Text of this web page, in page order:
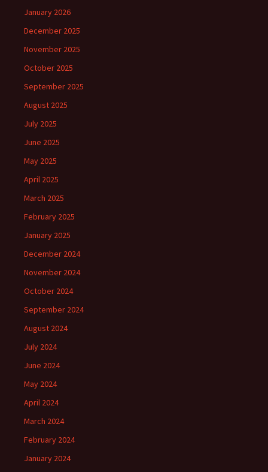
January 2026
December 2025
November 2025
October 2025
September 2025
August 2025
July 2025
June 2025
May 2025
April 2025
March 2025
February 2025
January 2025
December 2024
November 2024
October 2024
September 2024
August 2024
July 2024
June 2024
May 2024
April 2024
March 2024
February 2024
January 2024